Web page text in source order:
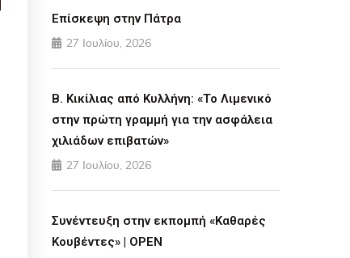
Επίσκεψη στην Πάτρα
27 Ιουλίου, 2026
Β. Κικίλιας από Κυλλήνη: «Το Λιμενικό
στην πρώτη γραμμή για την ασφάλεια
χιλιάδων επιβατών»
27 Ιουλίου, 2026
Συνέντευξη στην εκπομπή «Καθαρές
Κουβέντες» | OPEN